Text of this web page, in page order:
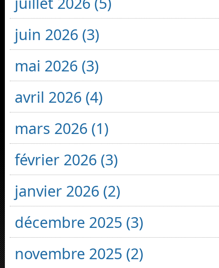
juin 2026 (3)
mai 2026 (3)
avril 2026 (4)
mars 2026 (1)
février 2026 (3)
janvier 2026 (2)
décembre 2025 (3)
novembre 2025 (2)